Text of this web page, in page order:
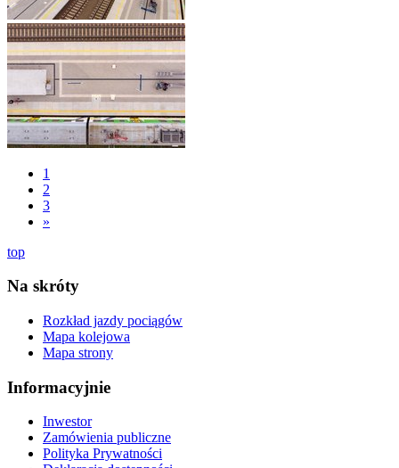
1
2
3
»
top
Na skróty
Rozkład jazdy pociągów
Mapa kolejowa
Mapa strony
Informacyjnie
Inwestor
Zamówienia publiczne
Polityka Prywatności